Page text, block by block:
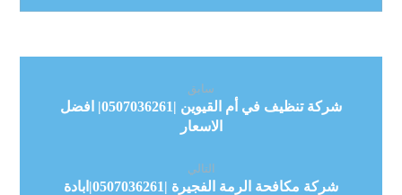
سابق
شركة تنظيف في أم القيوين |0507036261| افضل
الاسعار
التالي
شركة مكافحة الرمة الفجيرة |0507036261|ابادة